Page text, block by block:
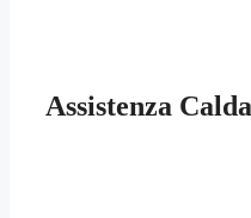
Assistenza